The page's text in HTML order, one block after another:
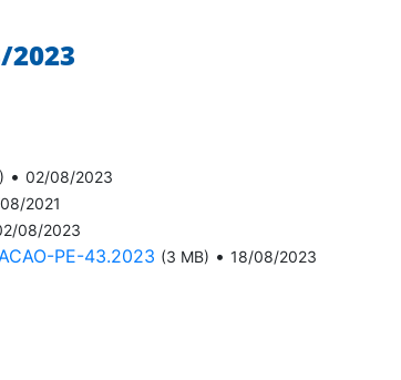
2023
• 02/08/2023
2021
08/2023
PE-43.2023 (3 MB) • 18/08/2023